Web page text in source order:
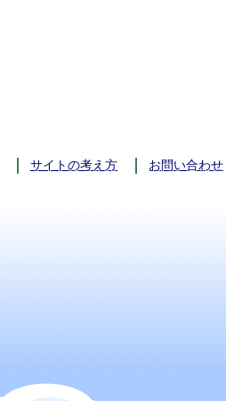
サイトの考え方 お問い合わせ